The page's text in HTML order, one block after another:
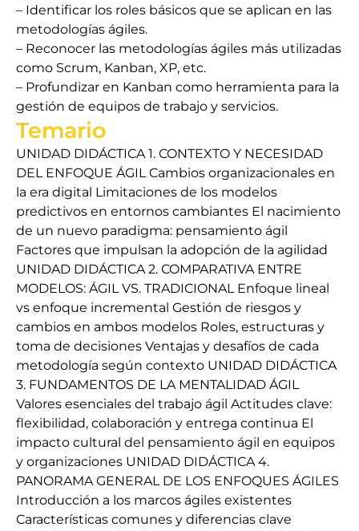
– Identificar los roles básicos que se aplican en las
metodologías ágiles.
– Reconocer las metodologías ágiles más utilizadas
como Scrum, Kanban, XP, etc.
– Profundizar en Kanban como herramienta para la
gestión de equipos de trabajo y servicios.
Temario
UNIDAD DIDÁCTICA 1. CONTEXTO Y NECESIDAD
DEL ENFOQUE ÁGIL Cambios organizacionales en
la era digital Limitaciones de los modelos
predictivos en entornos cambiantes El nacimiento
de un nuevo paradigma: pensamiento ágil
Factores que impulsan la adopción de la agilidad
UNIDAD DIDÁCTICA 2. COMPARATIVA ENTRE
MODELOS: ÁGIL VS. TRADICIONAL Enfoque lineal
vs enfoque incremental Gestión de riesgos y
cambios en ambos modelos Roles, estructuras y
toma de decisiones Ventajas y desafíos de cada
metodología según contexto UNIDAD DIDÁCTICA
3. FUNDAMENTOS DE LA MENTALIDAD ÁGIL
Valores esenciales del trabajo ágil Actitudes clave:
flexibilidad, colaboración y entrega continua El
impacto cultural del pensamiento ágil en equipos
y organizaciones UNIDAD DIDÁCTICA 4.
PANORAMA GENERAL DE LOS ENFOQUES ÁGILES
Introducción a los marcos ágiles existentes
Características comunes y diferencias clave